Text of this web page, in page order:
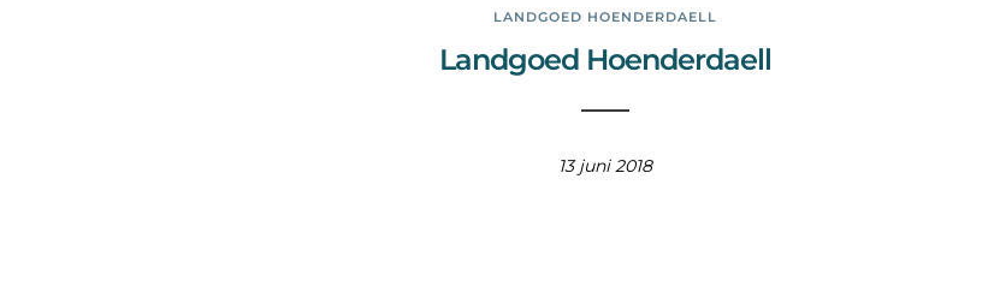
LANDGOED HOENDERDAELL
Landgoed Hoenderdaell
13 juni 2018